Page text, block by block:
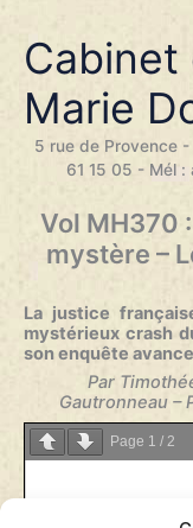
contenu
Cabinet
Marie
5 rue de Provence
61 15 05 - Mél
Vol MH370
mystère –
La justice
mystérieux crash
son enquête
Par
Gautronneau –
Page 1 / 2